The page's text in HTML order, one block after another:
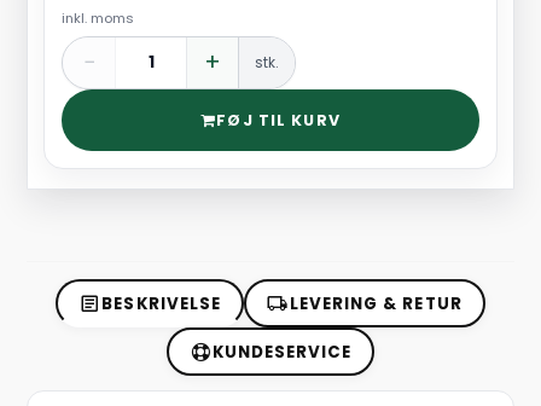
inkl. moms
− + stk.
FØJ TIL KURV
BESKRIVELSE LEVERING & RETUR
KUNDESERVICE